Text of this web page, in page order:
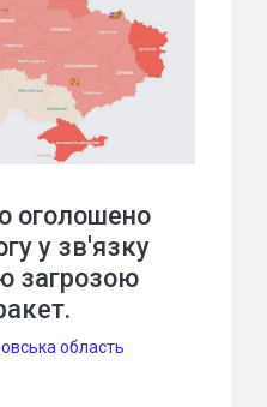
оголошено
у зв'язку
загрозою
область